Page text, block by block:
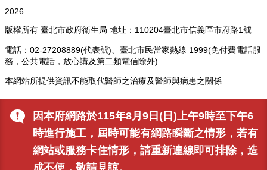
因本府網路於115年8月9日(日)上午9時至下午6
時進行施工，屆時可能有網路瞬斷之情形，若有
網站或服務卡住情形，請重新連線即可排除，造
成不便，敬請見諒。
2026
版權所有 臺北市政府衛生局 地址：110204臺北市信義區市府路1號
電話：02-27208889(代表號)、臺北市民當家熱線 1999(免付費電話服
務，公共電話，放心講及第二類電信除外)
本網站所提供資訊不能取代醫師之治療及醫師與病患之關係
瀏覽人次
10655